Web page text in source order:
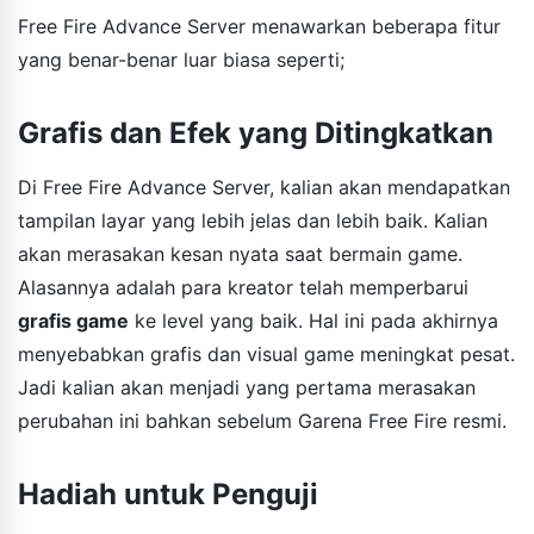
Free Fire Advance Server menawarkan beberapa fitur
yang benar-benar luar biasa seperti;
Grafis dan Efek yang Ditingkatkan
Di Free Fire Advance Server, kalian akan mendapatkan
tampilan layar yang lebih jelas dan lebih baik. Kalian
akan merasakan kesan nyata saat bermain game.
Alasannya adalah para kreator telah memperbarui
grafis game ke level yang baik. Hal ini pada akhirnya
menyebabkan grafis dan visual game meningkat pesat.
Jadi kalian akan menjadi yang pertama merasakan
perubahan ini bahkan sebelum Garena Free Fire resmi.
Hadiah untuk Penguji